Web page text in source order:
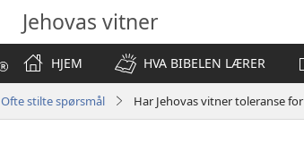
Jehovas vitner
HJEM
HVA BIBELEN LÆRER
Ofte stilte spørsmål Har Jehovas vitner toleranse